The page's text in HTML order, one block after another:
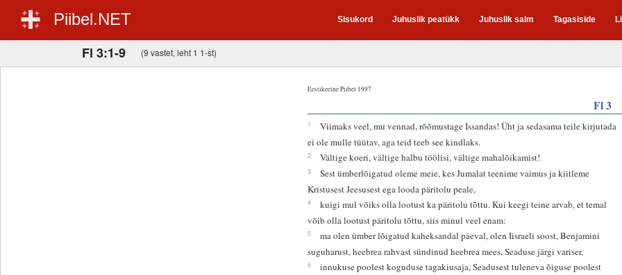
Piibel.NET Sisukord Juhuslik peatükk Juhuslik salm Tagasiside
Fl 3:1-9 (9 vastet, leht 1 1-st)
Eestikeelne Piibel 1997
Fl 3
1
Viimaks veel, mu vennad, rõõmustage Issandas! Üht ja sedasama teile kirjutada
ei ole mulle tüütav, aga teid teeb see kindlaks.
2 Vältige koeri, vältige halbu töölisi, vältige mahalõikamist!
3
Sest ümberlõigatud oleme meie, kes Jumalat teenime vaimus ja kiitleme
Kristusest Jeesusest ega looda päritolu peale,
4
kuigi mul võiks olla lootust ka päritolu tõttu. Kui keegi teine arvab, et temal
võib olla lootust päritolu tõttu, siis minul veel enam:
5
ma olen ümber lõigatud kaheksandal päeval, olen Iisraeli soost, Benjamini
suguharust, heebrea rahvast sündinud heebrea mees, Seaduse järgi variser,
6
innukuse poolest koguduse tagakiusaja, Seadusest tuleneva õiguse poolest